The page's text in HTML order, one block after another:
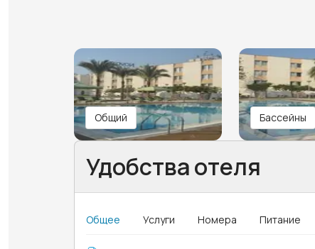
Общий Бассейны
Удобства отеля
Общее Услуги Номера Питание